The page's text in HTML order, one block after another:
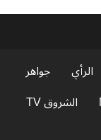
الرأي
جواهر
الشروق TV